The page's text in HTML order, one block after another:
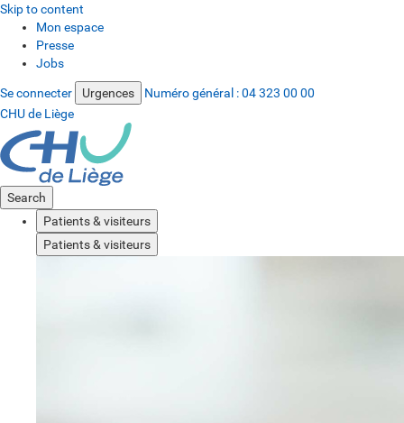
Skip to content
Mon espace
Presse
Jobs
Se connecter Urgences Numéro général :04 323 00 00
CHU de Liège
Search
Patients & visiteurs
Patients & visiteurs